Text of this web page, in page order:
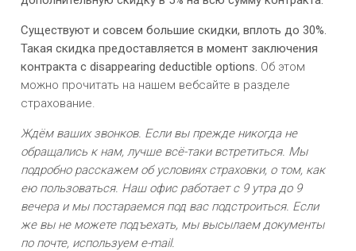
Существуют и совсем большие скидки, вплоть до 30%.
Такая скидка предоставляется в момент заключения
контракта с disappearing deductible options. Об этом
можно прочитать на нашем вебсайте в разделе
страхование.
Ждём ваших звонков. Если вы прежде никогда не
обращались к нам, лучше всё-таки встретиться. Мы
подробно расскажем об условиях страховки, о том, как
ею пользоваться. Наш офис работает с 9 утра до 9
вечера и мы постараемся под вас подстроиться. Если
же вы не можете подъехать, мы высылаем документы
по почте, используем e-mail.